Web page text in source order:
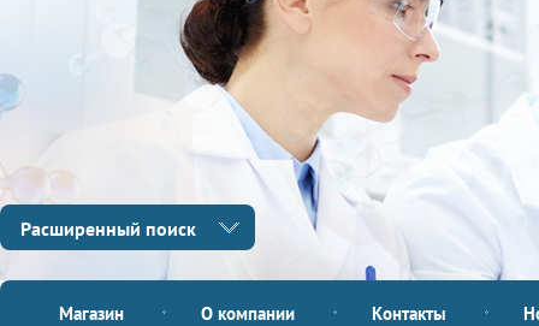
Расширенный поиск
Магазин О компании Контакты